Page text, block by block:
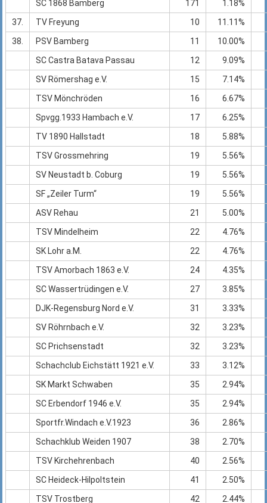
SC 1868 Bamberg
171
1.18%
37.
TV Freyung 10
11.11%
38.
PSV Bamberg 11
10.00%
SC Castra Batava Passau
12
9.09%
SV Römershag e.V.
15
7.14%
TSV Mönchröden
16
6.67%
Spvgg.1933 Hambach e.V.
17
6.25%
TV 1890 Hallstadt
18
5.88%
TSV Grossmehring
19
5.56%
SV Neustadt b. Coburg
19
5.56%
SF „Zeiler Turm“
19
5.56%
ASV Rehau
21
5.00%
TSV Mindelheim
22
4.76%
SK Lohr a.M.
22
4.76%
TSV Amorbach 1863 e.V.
24
4.35%
SC Wassertrüdingen e.V.
27
3.85%
DJK-Regensburg Nord e.V.
31
3.33%
SV Röhrnbach e.V.
32
3.23%
SC Prichsenstadt
32
3.23%
Schachclub Eichstätt 1921 e.V.
33
3.12%
SK Markt Schwaben
35
2.94%
SC Erbendorf 1946 e.V.
35
2.94%
Sportfr.Windach e.V.1923
36
2.86%
Schachklub Weiden 1907
38
2.70%
TSV Kirchehrenbach
40
2.56%
SC Heideck-Hilpoltstein
41
2.50%
TSV Trostberg
42
2.44%